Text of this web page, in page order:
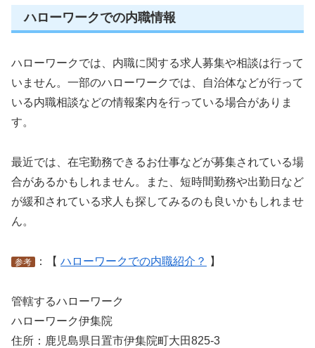
ハローワークでの内職情報
ハローワークでは、内職に関する求人募集や相談は行って
いません。一部のハローワークでは、自治体などが行って
いる内職相談などの情報案内を行っている場合がありま
す。
最近では、在宅勤務できるお仕事などが募集されている場
合があるかもしれません。また、短時間勤務や出勤日など
が緩和されている求人も探してみるのも良いかもしれませ
ん。
参考 ：【 ハローワークでの内職紹介？ 】
管轄するハローワーク
ハローワーク伊集院
住所：鹿児島県日置市伊集院町大田825-3